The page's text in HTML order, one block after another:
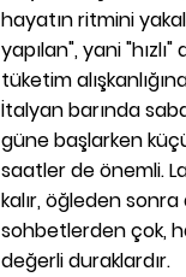
hayatın ritmini
yapılan", yani
tüketim
İtalyan barında
güne başlarken
saatler de önemli.
kalır, öğleden
sohbetlerden çok,
değerli duraklardır.